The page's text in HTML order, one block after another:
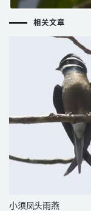
相关文章
小须凤头雨燕